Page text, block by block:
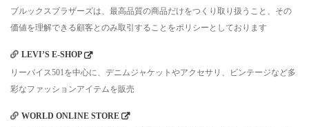
ブルックスブラザーズは、最高品質の商品だけをつくり取り扱うこと、その
価値を理解できる顧客とのみ取引することをポリシーとしております
LEVI’S E-SHOP
リーバイス501を中心に、デニムジャケットやアクセサリ、ビンテージなど多
彩なファッションアイテムを販売
WORLD ONLINE STORE